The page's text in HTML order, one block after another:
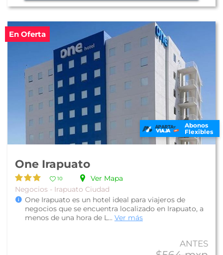
En Oferta
Abonos
Flexibles
One Irapuato
10
Ver Mapa
Negocios - Irapuato Ciudad
One Irapuato es un hotel ideal para viajeros de
negocios que se encuentra localizado en Irapuato, a
menos de una hora de L... Ver más
ANTES